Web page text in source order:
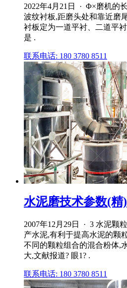
2022年4月21日 · Φ×磨机的
波纹衬板,距磨头处和靠近磨
衬板定为一道平衬、二道平
是 .
联系电话: 180 3780 8511
水泥磨技术参数(精
2007年12月29日 · 3 水泥颗
产水泥,有利于提高水泥的颗
不同的颗粒组合的混合粉体,
大,文献报道? 眼1? .
联系电话: 180 3780 8511